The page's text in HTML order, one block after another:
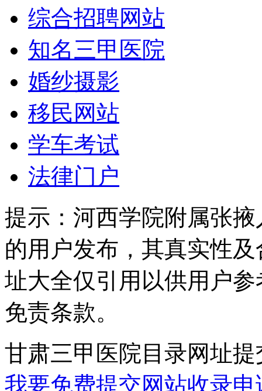
综合招聘网站
知名三甲医院
婚纱摄影
移民网站
学车考试
法律门户
提示： 河西学院附属张
的用户发布，其真实性
址大全仅引用以供用户
免责条款。
甘肃三甲医院目录网址提
我要免费提交网站收录申